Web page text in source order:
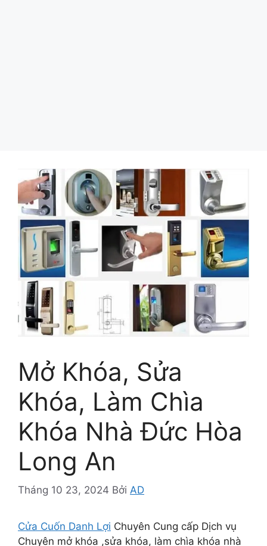
Mở Khóa, Sửa
Khóa, Làm Chìa
Khóa Nhà Đức Hòa
Long An
Tháng 10 23, 2024 Bởi AD
Cửa Cuốn Danh Lợi Chuyên Cung cấp Dịch vụ
Chuyên mở khóa ,sửa khóa, làm chìa khóa nhà